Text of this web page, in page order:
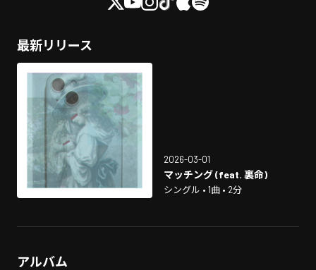
最新リリース
2026-03-01
マッチング (feat. 裏命)
シングル • 1曲 • 2分
アルバム